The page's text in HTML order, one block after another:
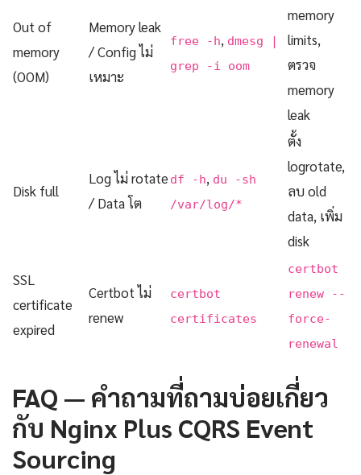
Out of
memory
(OOM)
Memory leak
/ Config ไม่
เหมาะ
free -h, dmesg |
grep -i oom
memory
limits,
ตรวจ
memory
leak
Disk full
Log ไม่ rotate
/ Data โต
df -h, du -sh
/var/log/*
ตั้ง
logrotate,
ลบ old
data, เพิ่ม
disk
SSL
certificate
expired
Certbot ไม่
renew
certbot
certificates
certbot
renew --
force-
renewal
FAQ — คำถามที่ถามบ่อยเกี่ยว
กับ Nginx Plus CQRS Event
Sourcing